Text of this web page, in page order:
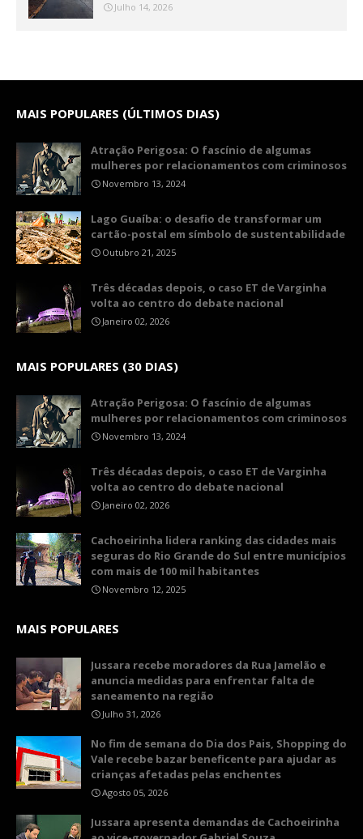
Julho 14, 2026
MAIS POPULARES (ÚLTIMOS DIAS)
Atração Perigosa: O fascínio de algumas
mulheres por relacionamentos com criminosos
Novembro 13, 2024
Lago Guaíba: o desafio de transformar um
cartão-postal em símbolo de sustentabilidade
Outubro 21, 2025
Três décadas depois, o caso ET de Varginha
volta ao centro do debate nacional
Janeiro 02, 2026
MAIS POPULARES (30 DIAS)
Atração Perigosa: O fascínio de algumas
mulheres por relacionamentos com criminosos
Novembro 13, 2024
Três décadas depois, o caso ET de Varginha
volta ao centro do debate nacional
Janeiro 02, 2026
Cachoeirinha lidera ranking das cidades mais
seguras do Rio Grande do Sul entre municípios
com mais de 100 mil habitantes
Novembro 12, 2025
MAIS POPULARES
Jussara recebe moradores da Rua Jamelão e
anuncia medidas para enfrentar falta de
saneamento na região
Julho 31, 2026
No fim de semana do Dia dos Pais, Shopping do
Vale recebe bazar beneficente para ajudar as
crianças afetadas pelas enchentes
Agosto 05, 2026
Jussara apresenta demandas de Cachoeirinha